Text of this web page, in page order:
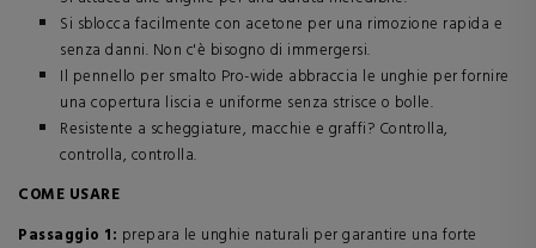
Si sblocca facilmente con acetone per una rimozione rapida e
senza danni. Non c'è bisogno di immergersi.
Il pennello per smalto Pro-wide abbraccia le unghie per fornire
una copertura liscia e uniforme senza strisce o bolle.
Resistente a scheggiature, macchie e graffi? Controlla,
controlla, controlla.
COME USARE
Passaggio 1: prepara le unghie naturali per garantire una forte